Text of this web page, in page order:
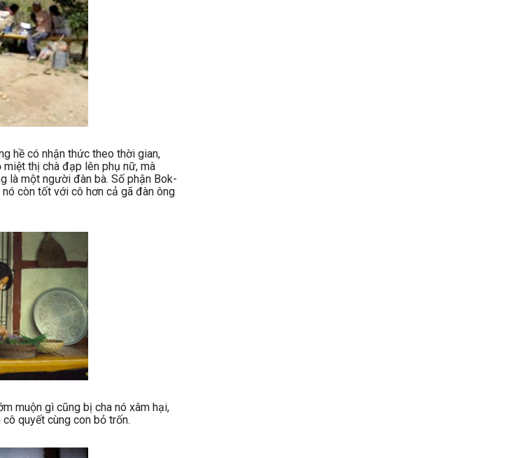
hề có nhận thức theo thời gian,
thị chà đạp lên phụ nữ, mà
là một người đàn bà. Số phận Bok-
còn tốt với cô hơn cả gã đàn ông
muộn gì cũng bị cha nó xâm hại,
quyết cùng con bỏ trốn.